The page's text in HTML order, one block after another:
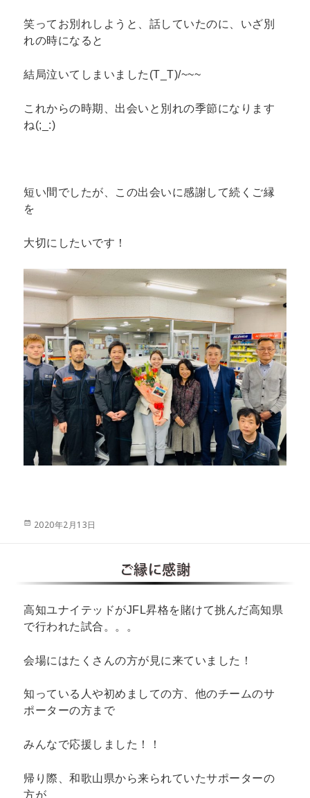
笑ってお別れしようと、話していたのに、いざ別
れの時になると
結局泣いてしまいました(T_T)/~~~
これからの時期、出会いと別れの季節になります
ね(;_:)
短い間でしたが、この出会いに感謝して続くご縁
を
大切にしたいです！
投
2020年2月13日
ご縁に感謝
高知ユナイテッドがJFL昇格を賭けて挑んだ高知県
で行われた試合。。。
会場にはたくさんの方が見に来ていました！
知っている人や初めましての方、他のチームのサ
ポーターの方まで
みんなで応援しました！！
帰り際、和歌山県から来られていたサポーターの
方が